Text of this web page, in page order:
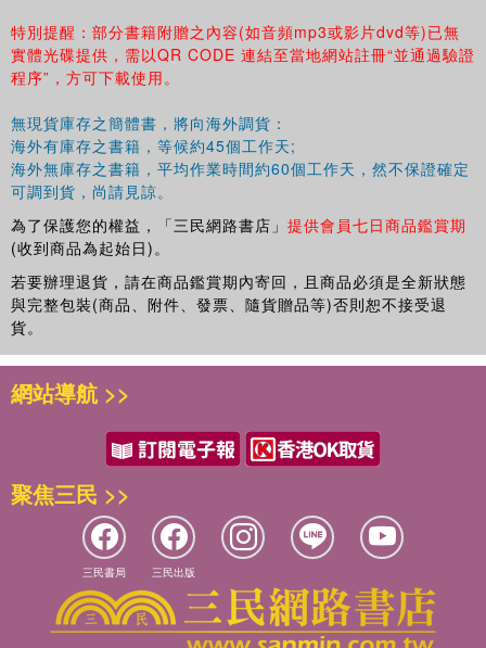
卷之十九 章奏
卷之二十
章奏
皇恩
卷之二十一
卷之二十二
卷之二十三
特別提醒：部分書籍附贈之內容(如音頻mp3或影片dvd等)已無
實體光碟提供，需以QR CODE 連結至當地網站註冊“並通過驗證
程序”，方可下載使用。
無現貨庫存之簡體書，將向海外調貨：
海外有庫存之書籍，等候約45個工作天;
海外無庫存之書籍，平均作業時間約60個工作天，然不保證確定
可調到貨，尚請見諒。
為了保護您的權益，「三民網路書店」 提供會員七日商品鑑賞期
(收到商品為起始日)。
若要辦理退貨，請在商品鑑賞期內寄回，且商品必須是全新狀態
與完整包裝(商品、附件、發票、隨貨贈品等)否則恕不接受退
貨。
網站導航 >>
聚焦三民 >>
三民書局 三民出版